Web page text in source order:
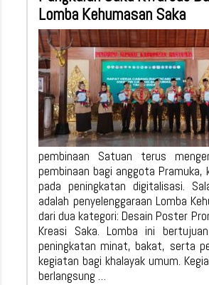
Lomba Kehumasan Saka
pembinaan Satuan terus
pembinaan bagi anggota Pramuka,
pada peningkatan digitalisasi.
adalah penyelenggaraan Lomba
dari dua kategori: Desain Poster
Kreasi Saka. Lomba ini
peningkatan minat, bakat, serta
kegiatan bagi khalayak umum.
berlangsung …